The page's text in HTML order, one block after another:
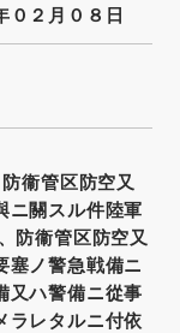
０２月０８日
衞管区防空又
ニ關スル件陸軍
防衞管区防空又
塞ノ警急戦備ニ
又ハ警備ニ從事
ラレタルニ付依